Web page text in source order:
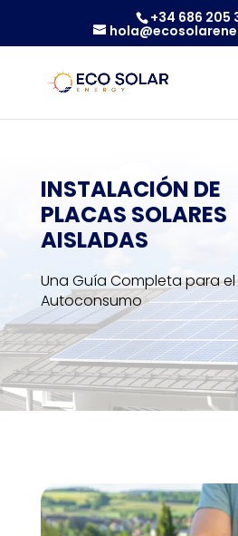
+34 686 205
INSTALACIÓN DE
PLACAS SOLARES
AISLADAS
Una Guía Completa para el
Autoconsumo